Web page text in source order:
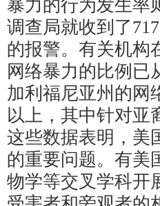
暴力的行为发生率
调查局就收到了
的报警。有关机构
网络暴力的比例已
加利福尼亚州的网
以上，其中针对亚
这些数据表明，美
的重要问题。有美
物学等交叉学科开